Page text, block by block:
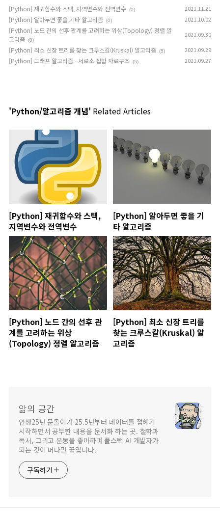
[Python] 재귀함수와 스택, 지역변수와 전역변수 (0) 2021.11.21
[Python] 알아두면 좋을 기타 알고리즘 (0) 2021.10.02
[Python] 노드 간의 선후 관계를 고려하는 위상(Topology) 정렬 알
고리즘 (0)
2021.09.30
[Python] 최소 신장 트리를 찾는 크루스칼(Kruskal) 알고리즘 (5) 2021.09.29
[Python] 그래프 알고리즘 - 서로소 집합 자료구조 (5) 2021.09.27
'Python/알고리즘 개념' Related Articles
[Python] 재귀함수와 스택,
지역변수와 전역변수
[Python] 알아두면 좋을 기
타 알고리즘
[Python] 노드 간의 선후 관
계를 고려하는 위상
(Topology) 정렬 알고리즘
[Python] 최소 신장 트리를
찾는 크루스칼(Kruskal) 알
고리즘
앎의 공간
인생25년 문돌이가 25.5년부터 데이터를 접하기
시작하면서 공부한 내용을 문서화 하는 곳. 철학과
독서, 그리고 운동을 좋아하며 풀스택 AI 개발자가
되는 것이 머나먼 꿈입니다.
구독하기